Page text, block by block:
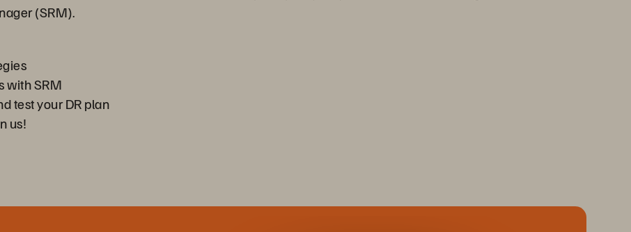
(SRM).
with SRM
test your DR plan
us!